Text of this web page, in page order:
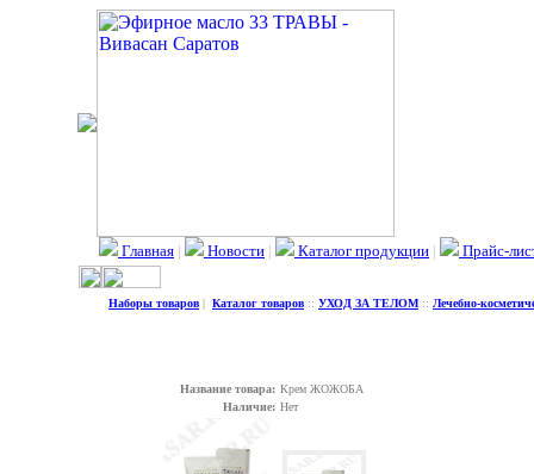
Главная | Новости | Каталог продукции | Прайс-
Наборы товаров | Каталог товаров :: УХОД ЗА ТЕЛОМ :: Лечебно-
Название товара: Крем ЖОЖОБА
Наличие: Нет